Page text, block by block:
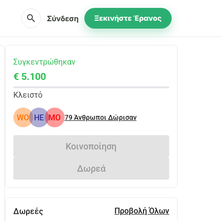
search Σύνδεση Ξεκινήστε Έρανος
Συγκεντρώθηκαν
€ 5.100
Κλειστό
WO HE MO 79Άνθρωποι Δώρισαν
Κοινοποίηση
Δωρεά
Δωρεές Προβολή Όλων